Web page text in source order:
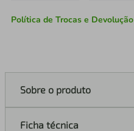
Política de Trocas e Devolução
Sobre o produto
Ficha técnica